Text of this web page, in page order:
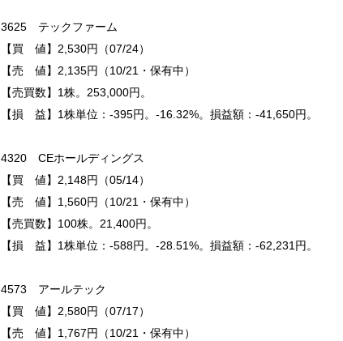
3625 テックファーム
【買 値】2,530円（07/24）
【売 値】2,135円（10/21・保有中）
【売買数】1株。253,000円。
【損 益】1株単位：-395円。-16.32%。損益額：-41,650円。
4320 CEホールディングス
【買 値】2,148円（05/14）
【売 値】1,560円（10/21・保有中）
【売買数】100株。21,400円。
【損 益】1株単位：-588円。-28.51%。損益額：-62,231円。
4573 アールテック
【買 値】2,580円（07/17）
【売 値】1,767円（10/21・保有中）